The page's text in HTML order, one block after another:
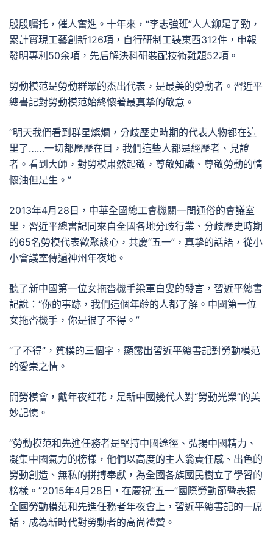
殷殷囑托，催人奮進。十年來，“李志強班”人人鉚足了勁，
累計實現工藝創新126項，自行研制工裝東西312件，申報
發明專利50余項，先后解決科研裝配技術難題52項。
勞動模范是勞動群眾的杰出代表，是最美的勞動者。習近平
總書記對勞動模范始終懷著最真摯的敬意。
“明天我們看到群星燦爛，分歧歷史時期的代表人物都在這
里了……一切都歷歷在目，我們這些人都是經歷者、見證
者。看到大師，對勞模肅然起敬，尊敬知識、尊敬勞動的情
懷油但是生。”
2013年4月28日，中華全國總工會機關一間通俗的會議室
里，習近平總書記同來自全國各地分歧行業、分歧歷史時期
的65名勞模代表歡聚談心，共慶“五一”，真摯的話語，從小
小會議室傳遍神州年夜地。
聽了新中國第一位女拖沓機手梁軍白叟的發言，習近平總書
記說：“你的事跡，我們這個年齡的人都了解。中國第一位
女拖沓機手，你是很了不得。”
“了不得”，質樸的三個字，顯露出習近平總書記對勞動模范
的愛崇之情。
開勞模會，戴年夜紅花，是新中國幾代人對“勞動光榮”的美
妙記憶。
“勞動模范和先進任務者是堅持中國途徑、弘揚中國精力、
凝集中國氣力的榜樣，他們以高度的主人翁責任感、出色的
勞動創造、無私的拼搏奉獻，為全國各族國民樹立了學習的
榜樣。”2015年4月28日，在慶祝“五一”國際勞動節暨表揚
全國勞動模范和先進任務者年夜會上，習近平總書記的一席
話，成為新時代對勞動者的高尚禮贊。